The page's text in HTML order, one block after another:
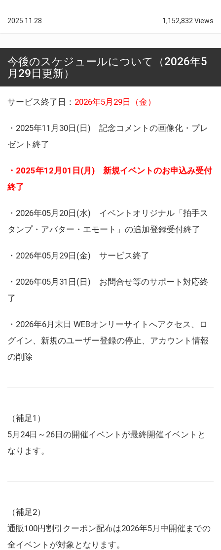
2025.11.28 1,152,832 Views
今後のスケジュールについて（2026年5
月29日更新）
サービス終了日： 2026年5月29日（金）
・2025年11月30日(日) 記念コメントの画像化・プレ
ゼント終了
・2025年12月01日(月) 新規イベントのお申込み受付
終了
・2026年05月20日(水) イベントオリジナル「拍手ス
タンプ・アバター・エモート」の追加登録受付終了
・2026年05月29日(金) サービス終了
・2026年05月31日(日) お問合せ等のサポート対応終
了
・2026年6月末日 WEBオンリーサイトへアクセス、ロ
グイン、新規のユーザー登録の停止、アカウント情報
の削除
（補足1）
5月24日～26日の開催イベントが最終開催イベントと
なります。
（補足2）
通販100円割引クーポン配布は2026年5月中開催までの
全イベントが対象となります。